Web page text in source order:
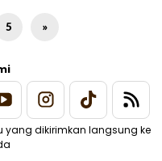
5 »
yang dikirimkan langsung ke